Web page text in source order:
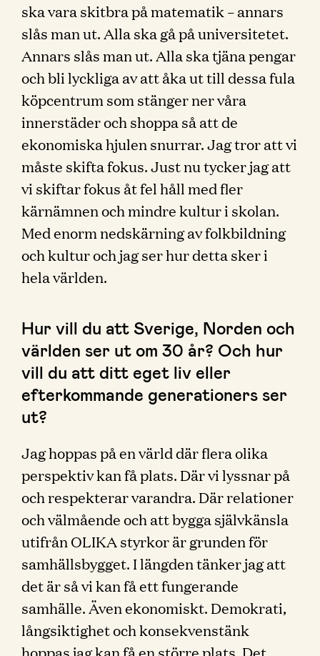
ska vara skitbra på matematik – annars
slås man ut. Alla ska gå på universitetet.
Annars slås man ut. Alla ska tjäna pengar
och bli lyckliga av att åka ut till dessa fula
köpcentrum som stänger ner våra
innerstäder och shoppa så att de
ekonomiska hjulen snurrar. Jag tror att vi
måste skifta fokus. Just nu tycker jag att
vi skiftar fokus åt fel håll med fler
kärnämnen och mindre kultur i skolan.
Med enorm nedskärning av folkbildning
och kultur och jag ser hur detta sker i
hela världen.
Hur vill du att Sverige, Norden och
världen ser ut om 30 år? Och hur
vill du att ditt eget liv eller
efterkommande generationers ser
ut?
Jag hoppas på en värld där flera olika
perspektiv kan få plats. Där vi lyssnar på
och respekterar varandra. Där relationer
och välmående och att bygga självkänsla
utifrån OLIKA styrkor är grunden för
samhällsbygget. I längden tänker jag att
det är så vi kan få ett fungerande
samhälle. Även ekonomiskt. Demokrati,
långsiktighet och konsekvenstänk
hoppas jag kan få en större plats. Det